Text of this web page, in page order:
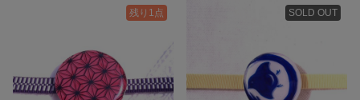
残り1点 SOLD OUT